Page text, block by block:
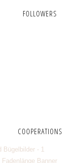
FOLLOWERS
COOPERATIONS